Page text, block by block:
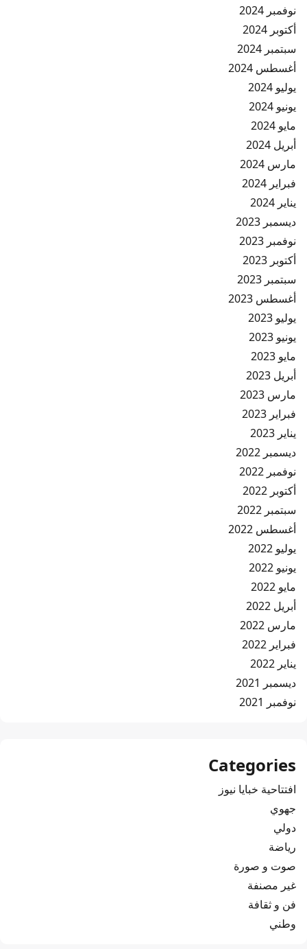
نوفمبر 2024
أكتوبر 2024
سبتمبر 2024
أغسطس 2024
يوليو 2024
يونيو 2024
مايو 2024
أبريل 2024
مارس 2024
فبراير 2024
يناير 2024
ديسمبر 2023
نوفمبر 2023
أكتوبر 2023
سبتمبر 2023
أغسطس 2023
يوليو 2023
يونيو 2023
مايو 2023
أبريل 2023
مارس 2023
فبراير 2023
يناير 2023
ديسمبر 2022
نوفمبر 2022
أكتوبر 2022
سبتمبر 2022
أغسطس 2022
يوليو 2022
يونيو 2022
مايو 2022
أبريل 2022
مارس 2022
فبراير 2022
يناير 2022
ديسمبر 2021
نوفمبر 2021
Categories
افتتاحية خبايا نيوز
جهوي
دولي
رياضة
صوت و صورة
غير مصنفة
فن و ثقافة
وطني